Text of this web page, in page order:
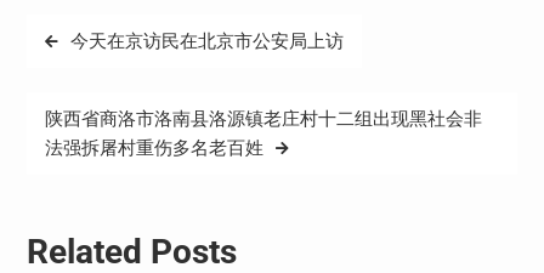
文
导
航
今天在京访民在北京市公安局上访
陕西省商洛市洛南县洛源镇老庄村十二组出现黑社会非
法强拆屠村重伤多名老百姓
Related Posts